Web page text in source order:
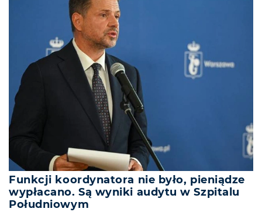
Funkcji koordynatora nie było, pieniądze
wypłacano. Są wyniki audytu w Szpitalu
Południowym